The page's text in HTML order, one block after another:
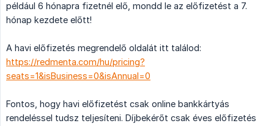
például 6 hónapra fizetnél elő, mondd le az előfizetést a 7.
hónap kezdete előtt!
A havi előfizetés megrendelő oldalát itt találod:
https://redmenta.com/hu/pricing?
seats=1&isBusiness=0&isAnnual=0
Fontos, hogy havi előfizetést csak online bankkártyás
rendeléssel tudsz teljesíteni. Díjbekérőt csak éves előfizetés